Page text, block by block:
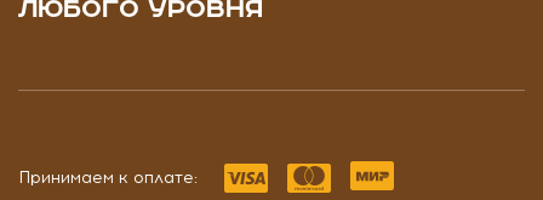
ЛЮБОГО УРОВНЯ
Принимаем к оплате: